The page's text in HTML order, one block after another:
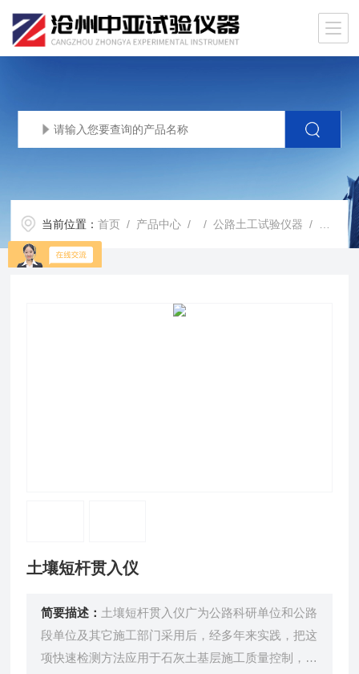
当前位置：首页 / 产品中心 / /公路土工试验仪器 / 土壤短杆贯入仪
土壤短杆贯入仪
简要描述： 土壤短杆贯入仪广为公路科研单位和公路
段单位及其它施工部门采用后，经多年来实践，把这
项快速检测方法应用于石灰土基层施工质量控制，作